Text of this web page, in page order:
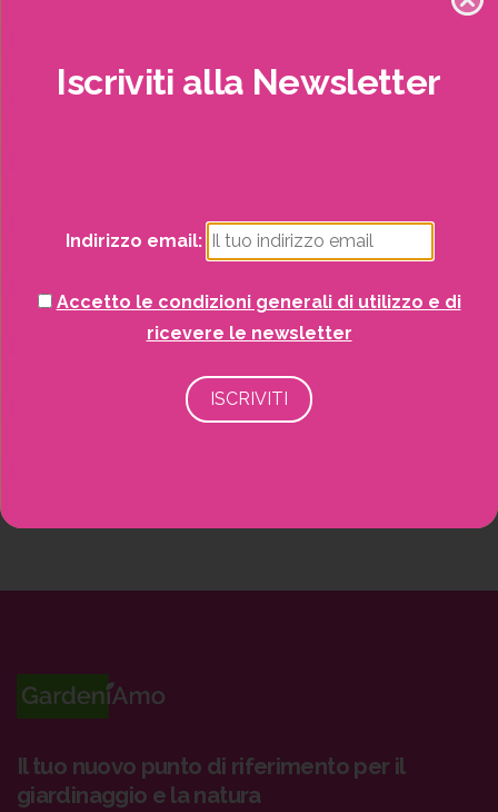
Piscine e idro
Recinzioni
Il tuo nuovo punto di riferimento per il
giardinaggio e la natura
Iscriviti alla Newsletter
Indirizzo email:
Accetto le condizioni generali di utilizzo e di
ricevere le newsletter